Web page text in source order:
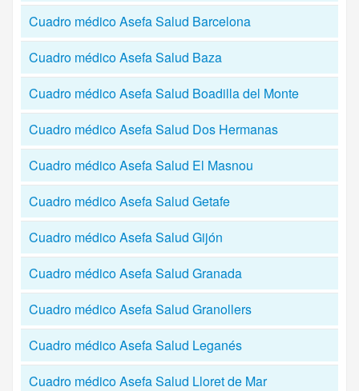
Cuadro médico Asefa Salud Barcelona
Cuadro médico Asefa Salud Baza
Cuadro médico Asefa Salud Boadilla del Monte
Cuadro médico Asefa Salud Dos Hermanas
Cuadro médico Asefa Salud El Masnou
Cuadro médico Asefa Salud Getafe
Cuadro médico Asefa Salud Gijón
Cuadro médico Asefa Salud Granada
Cuadro médico Asefa Salud Granollers
Cuadro médico Asefa Salud Leganés
Cuadro médico Asefa Salud Lloret de Mar